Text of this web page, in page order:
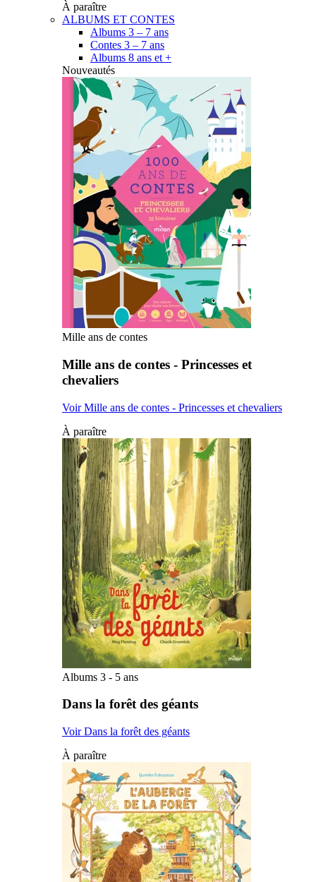
À paraître
ALBUMS ET CONTES
Albums 3 – 7 ans
Contes 3 – 7 ans
Albums 8 ans et +
Nouveautés
Mille ans de contes
Mille ans de contes - Princesses et
chevaliers
Voir Mille ans de contes - Princesses et chevaliers
À paraître
Albums 3 - 5 ans
Dans la forêt des géants
Voir Dans la forêt des géants
À paraître